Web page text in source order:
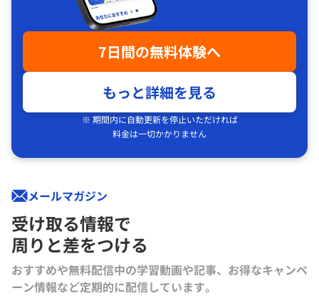
7日間の無料体験へ
もっと詳細を見る
※ 期間内に自動更新を停止いただければ
料金は一切かかりません
メールマガジン
受け取る情報で
周りと差をつける
おすすめや無料配信中の学習動画や記事、お得なキャンペ
ーン情報など定期的に配信しています。